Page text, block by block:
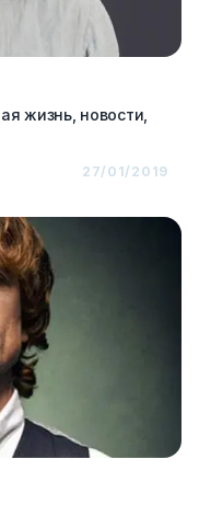
жизнь, новости,
27/01/2019